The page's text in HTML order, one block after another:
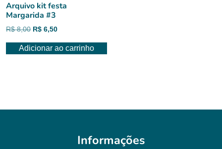
Arquivo kit festa
Margarida #3
R$8,00 O
original
R$ 6,50O
atual
Adicionar ao carrinho
Informações